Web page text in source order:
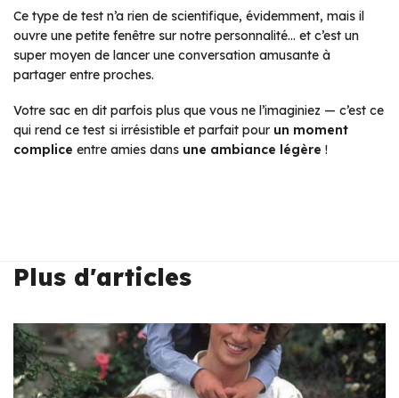
Ce type de test n’a rien de scientifique, évidemment, mais il
ouvre une petite fenêtre sur notre personnalité… et c’est un
super moyen de lancer une conversation amusante à
partager entre proches.
Votre sac en dit parfois plus que vous ne l’imaginiez — c’est ce
qui rend ce test si irrésistible et parfait pour un moment
complice entre amies dans une ambiance légère !
Plus d'articles